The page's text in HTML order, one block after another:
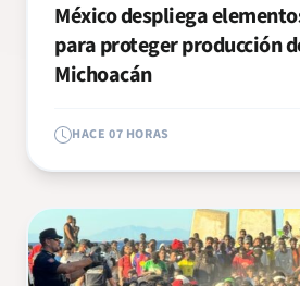
México despliega
para proteger producción
Michoacán
HACE 07 HORAS